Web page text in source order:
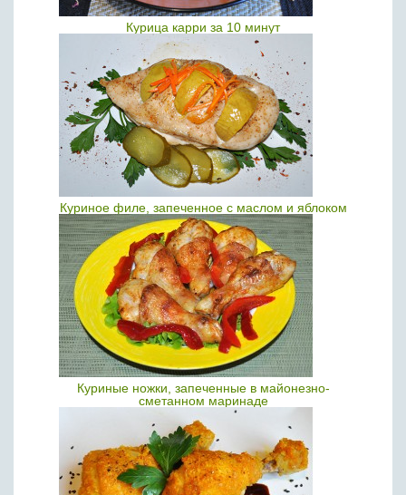
Курица карри за 10 минут
Куриное филе, запеченное с маслом и яблоком
Куриные ножки, запеченные в майонезно-
сметанном маринаде